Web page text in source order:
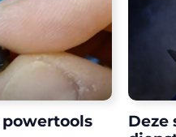
powertools
Deze